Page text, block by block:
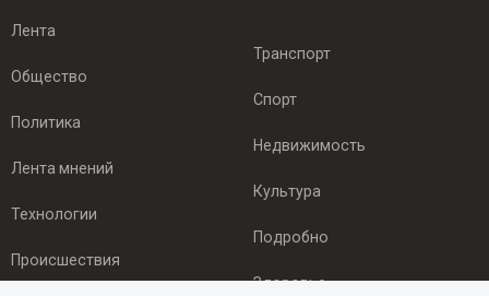
Лента
Общество
Политика
Лента мнений
Технологии
Происшествия
Транспорт
Спорт
Недвижимость
Культура
Подробно
Здоровье